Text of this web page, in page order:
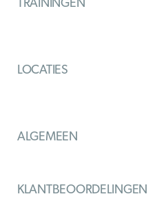
LOCATIES
ALGEMEEN
KLANTBEOORDELINGEN